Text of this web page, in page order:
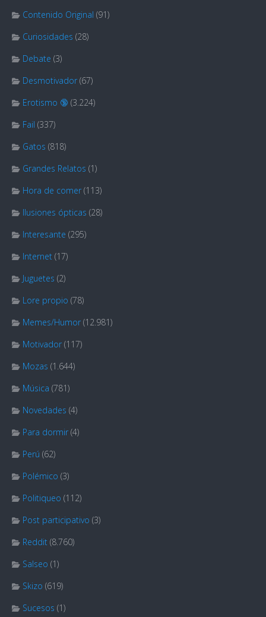
Contenido Original (91)
Curiosidades (28)
Debate (3)
Desmotivador (67)
Erotismo 🔞 (3.224)
Fail (337)
Gatos (818)
Grandes Relatos (1)
Hora de comer (113)
Ilusiones ópticas (28)
Interesante (295)
Internet (17)
Juguetes (2)
Lore propio (78)
Memes/Humor (12.981)
Motivador (117)
Mozas (1.644)
Música (781)
Novedades (4)
Para dormir (4)
Perú (62)
Polémico (3)
Politiqueo (112)
Post participativo (3)
Reddit (8.760)
Salseo (1)
Skizo (619)
Sucesos (1)